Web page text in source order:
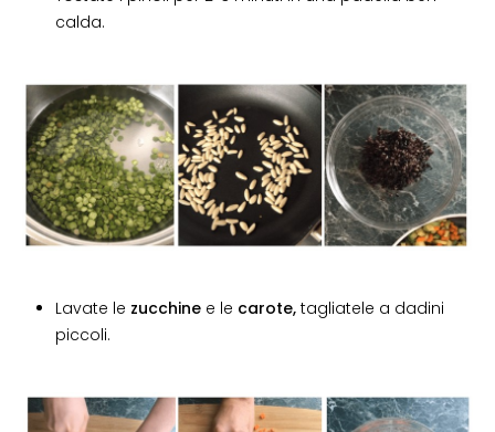
calda.
Lavate le zucchine e le carote, tagliatele a dadini
piccoli.